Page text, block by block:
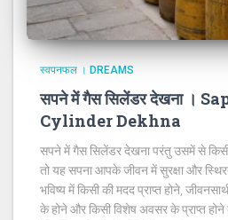
स्वपनफल । DREAMS
सपने में गैस सिलेंडर देखना ।
Cylinder Dekhna
सपने में गैस सिलेंडर देखना परंतु उसमें से
तो यह सपना आपके जीवन में सुरक्षा और
भविष्य में किसी की मदद प्राप्त होने,
के होने और किसी विशेष अवसर के प्राप्त